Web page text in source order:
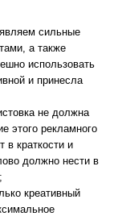
сильные
а также
использовать
и принесла
не должна
этого рекламного
в краткости и
должно нести в
креативный